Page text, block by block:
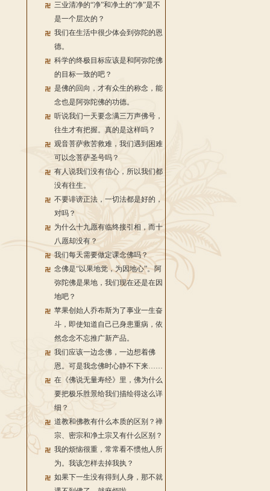
三业清净的“净”和净土的“净”是不
是一个层次的？
我们在生活中很少体会到弥陀的恩
德。
科学的终极目标应该是和阿弥陀佛
的目标一致的吧？
是佛的回向，才有众生的称念，能
念也是阿弥陀佛的功德。
听说我们一天要念满三万声佛号，
往生才有把握。真的是这样吗？
观音菩萨救苦救难，我们遇到困难
可以念菩萨圣号吗？
有人说我们没有信心，所以我们都
没有往生。
不要诽谤正法，一切法都是好的，
对吗？
为什么十九愿有临终接引相，而十
八愿却没有？
我们每天需要做定课念佛吗？
念佛是“以果地觉，为因地心”。阿
弥陀佛是果地，我们现在还是在因
地吧？
苹果创始人乔布斯为了事业一生奋
斗，即使知道自己已身患重病，依
然念念不忘推广新产品。
我们应该一边念佛，一边想着佛
恩。可是我念佛时心静不下来……
在《佛说无量寿经》里，佛为什么
要把极乐胜景给我们描绘得这么详
细？
道教和佛教有什么本质的区别？禅
宗、密宗和净土宗又有什么区别？
我的烦恼很重，常常看不惯他人所
为。我该怎样去掉我执？
如果下一生没有得到人身，那不就